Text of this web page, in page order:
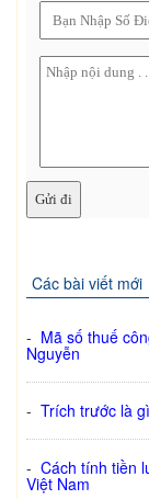
Các bài viết mới
- Mã số thuế
Nguyễn
- Trích trước là
- Cách tính tiền
Việt Nam